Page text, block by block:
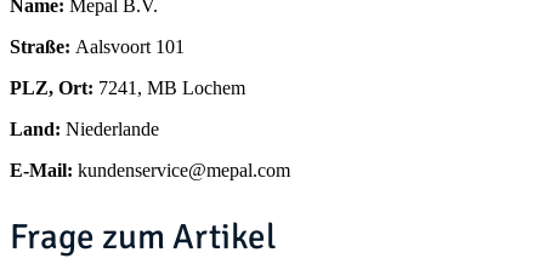
Name: Mepal B.V.
Straße: Aalsvoort 101
PLZ, Ort: 7241, MB Lochem
Land: Niederlande
E-Mail: kundenservice@mepal.com
Frage zum Artikel